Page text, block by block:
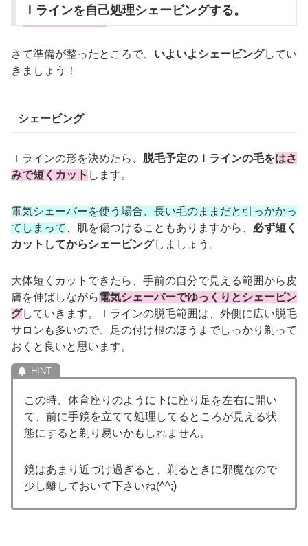
Ｉラインを自己処理シェービングする。
さて準備が整ったところで、 いよいよシェービングしてい
きましょう！
シェービング
Ｉラインの形を決めたら、 脱毛予定のＩラインの毛をはさ
みで短くカット します。
電気シェーバーを使う場合、長い毛のままだと引っかかっ
てしまって
、肌を傷つけることもありますから、 必ず短く
カットしてからシェービングしましょう。
大体短くカットできたら、手前の自分で見える範囲から皮
膚を伸ばしながら電気シェーバーでゆっくりとシェービン
グしていきます。Ｉラインの脱毛範囲は、外側に広い脱毛
サロンも多いので、足の付け根のほうまでしっかり剃って
おくと良いと思います。
この時、体育座りのように下に座り足を左右に開い
て、前に手鏡を立てて処理してるところが見える状
態にすると剃り易いかもしれません。
鏡はあまり近づけ過ぎると、剃るときに邪魔なので
少し離しておいて下さいね(^^;)